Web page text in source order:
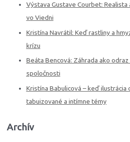
Výstava Gustave Courbet:
vo Viedni
Kristína Navrátil: Keď rastliny a
krízu
Beáta Bencová: Záhrada ako
spoločnosti
Kristína Babulicová – keď ilustrácia
tabuizované a intímne témy
Archív